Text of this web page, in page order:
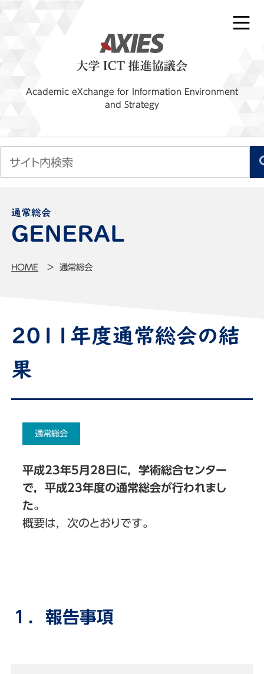
Academic eXchange for Information Environment
and Strategy
通常総会
HOME 通常総会
2011年度通常総会の結
果
通常総会
平成23年5月28日に，学術総合センター
で，平成23年度の通常総会が行われまし
た。
概要は，次のとおりです。
１．報告事項